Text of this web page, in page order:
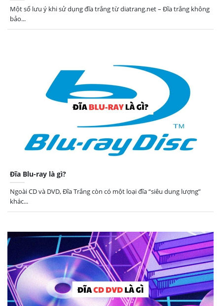
Một số lưu ý khi sử dụng đĩa trắng từ diatrang.net – Đĩa trắng không
bảo...
Đĩa Blu-ray là gì?
Ngoài CD và DVD, Đĩa Trắng còn có một loại đĩa “siêu dung lượng”
khác...